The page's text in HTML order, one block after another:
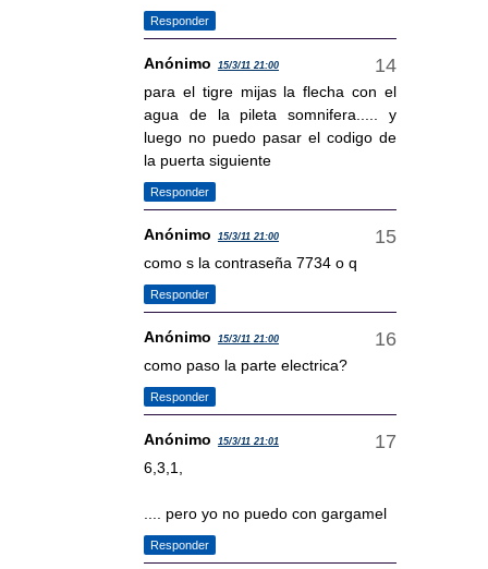
Responder
Anónimo 15/3/11 21:00
para el tigre mijas la flecha con el
agua de la pileta somnifera..... y
luego no puedo pasar el codigo de
la puerta siguiente
Responder
Anónimo 15/3/11 21:00
como s la contraseña 7734 o q
Responder
Anónimo 15/3/11 21:00
como paso la parte electrica?
Responder
Anónimo 15/3/11 21:01
6,3,1,
.... pero yo no puedo con gargamel
Responder